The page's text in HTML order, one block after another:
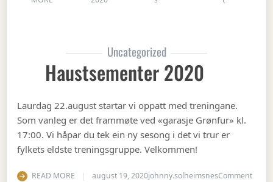
Uncategorized
Haustsementer 2020
Laurdag 22.august startar vi oppatt med treningane.
Som vanleg er det frammøte ved «garasje Grønfur» kl.
17:00. Vi håpar du tek ein ny sesong i det vi trur er
fylkets eldste treningsgruppe. Velkommen!
READ MORE august 19, 2020johnny.solheimsnesCommenton